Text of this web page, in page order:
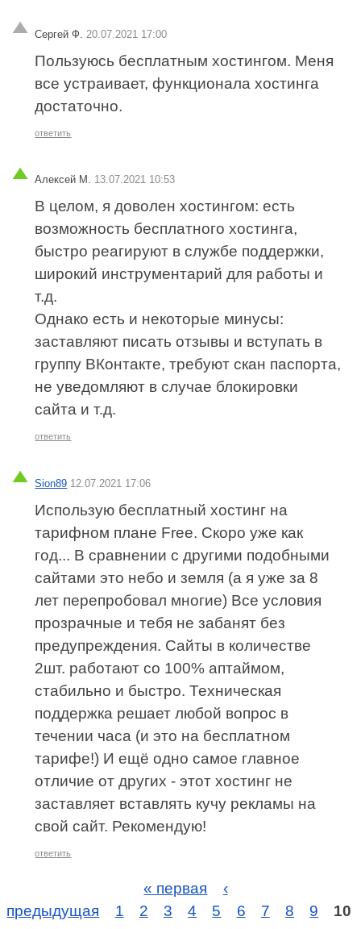
Сергей Ф. 20.07.2021 17:00
Пользуюсь бесплатным хостингом. Меня
все устраивает, функционала хостинга
достаточно.
ответить
Алексей М. 13.07.2021 10:53
В целом, я доволен хостингом: есть
возможность бесплатного хостинга,
быстро реагируют в службе поддержки,
широкий инструментарий для работы и
т.д.
Однако есть и некоторые минусы:
заставляют писать отзывы и вступать в
группу ВКонтакте, требуют скан паспорта,
не уведомляют в случае блокировки
сайта и т.д.
ответить
Sion89 12.07.2021 17:06
Использую бесплатный хостинг на
тарифном плане Free. Скоро уже как
год... В сравнении с другими подобными
сайтами это небо и земля (а я уже за 8
лет перепробовал многие) Все условия
прозрачные и тебя не забанят без
предупреждения. Сайты в количестве
2шт. работают со 100% аптаймом,
стабильно и быстро. Техническая
поддержка решает любой вопрос в
течении часа (и это на бесплатном
тарифе!) И ещё одно самое главное
отличие от других - этот хостинг не
заставляет вставлять кучу рекламы на
свой сайт. Рекомендую!
ответить
« первая
‹
предыдущая
1 2 3 4 5 6 7 8 9
10